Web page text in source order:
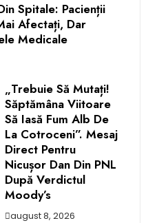
Spitale: Pacienții
Afectați, Dar
Medicale
„Trebuie Să Mutați!
Săptămâna Viitoare
Să Iasă Fum Alb De
La Cotroceni”. Mesaj
Direct Pentru
Nicușor Dan Din PNL
După Verdictul
Moody’s
august 8, 2026